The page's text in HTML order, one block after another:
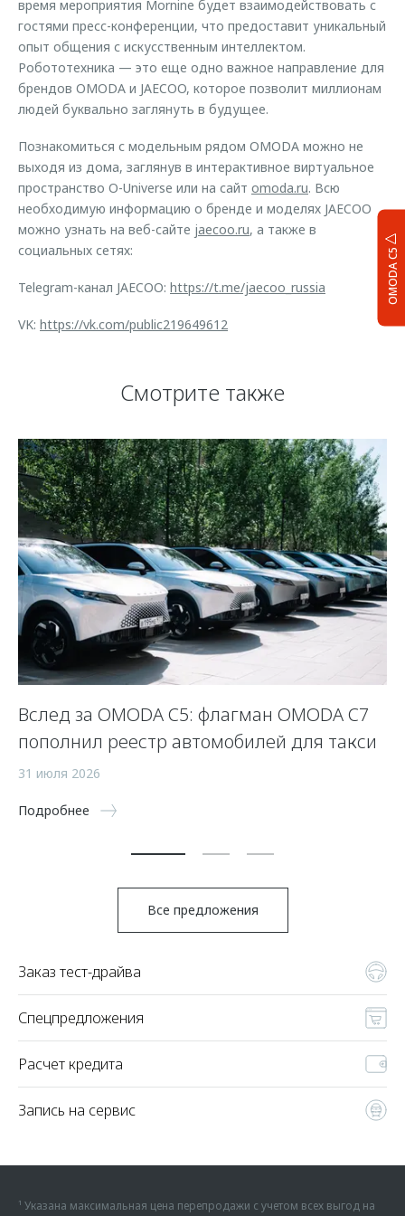
OMODA C5
время мероприятия Mornine будет взаимодействовать с
гостями пресс-конференции, что предоставит уникальный
опыт общения с искусственным интеллектом.
Робототехника — это еще одно важное направление для
брендов OMODA и JAECOO, которое позволит миллионам
людей буквально заглянуть в будущее.
Познакомиться с модельным рядом OMODA можно не
выходя из дома, заглянув в интерактивное виртуальное
пространство O-Universe или на сайт omoda.ru. Всю
необходимую информацию о бренде и моделях JAECOO
можно узнать на веб-сайте jaecoo.ru, а также в
социальных сетях:
Telegram-канал JAECOO: https://t.me/jaecoo_russia
VK: https://vk.com/public219649612
Смотрите также
Вслед за OMODA C5: флагман OMODA C7
пополнил реестр автомобилей для такси
31 июля 2026
Подробнее
Все предложения
Заказ тест-драйва
Спецпредложения
Расчет кредита
Запись на сервис
¹ Указана максимальная цена перепродажи с учетом всех выгод на